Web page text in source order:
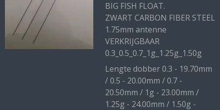
BIG FISH FLOAT.
ZWART CARBON FIBER STEEL
1.75mm antenne
VERKRIJGBAAR
0.3_0.5_0.7_1g_1.25g_1.50g
Lengte dobber 0.3 - 19.70mm
/ 0.5 - 20.00mm / 0.7 -
20.50mm / 1g - 23.00mm /
1.25g - 24.00mm / 1.50g -